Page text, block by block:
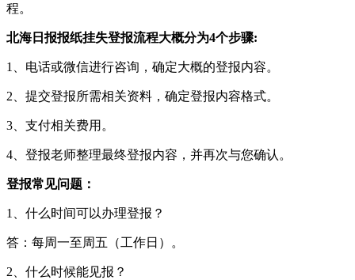
程。
北海日报报纸挂失登报流程大概分为4个步骤:
1、电话或微信进行咨询，确定大概的登报内容。
2、提交登报所需相关资料，确定登报内容格式。
3、支付相关费用。
4、登报老师整理最终登报内容，并再次与您确认。
登报常见问题：
1、什么时间可以办理登报？
答：每周一至周五（工作日）。
2、什么时候能见报？